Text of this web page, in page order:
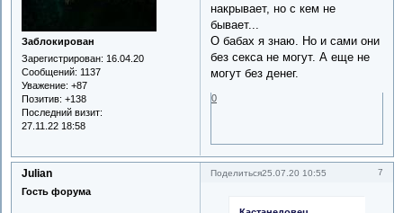
Заблокирован
Зарегистрирован: 16.04.20
Сообщений: 1137
Уважение: +87
Позитив: +138
Последний визит:
27.11.22 18:58
накрывает, но с кем не
бывает...
О бабах я знаю. Но и сами они
без секса не могут. А еще не
могут без денег.
0
Поделиться 7
25.07.20 10:55
Julian
Гость форума